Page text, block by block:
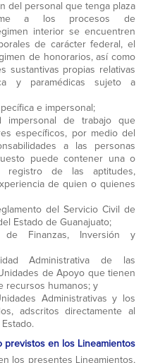
del personal que tenga plaza
a los procesos de
interior se encuentren
de carácter federal, el
de honorarios, así como
sustantivas propias relativas
y paramédicas sujeto a
e impersonal;
impersonal de trabajo que
específicos, por medio del
a las personas
puede contener una o
de las aptitudes,
de quien o quienes
del Servicio Civil de
Estado de Guanajuato;
de Finanzas, Inversión y
Administrativa de las
de Apoyo que tienen
recursos humanos; y
Administrativas y los
adscritos directamente al
previstos en los Lineamientos
los presentes Lineamientos,